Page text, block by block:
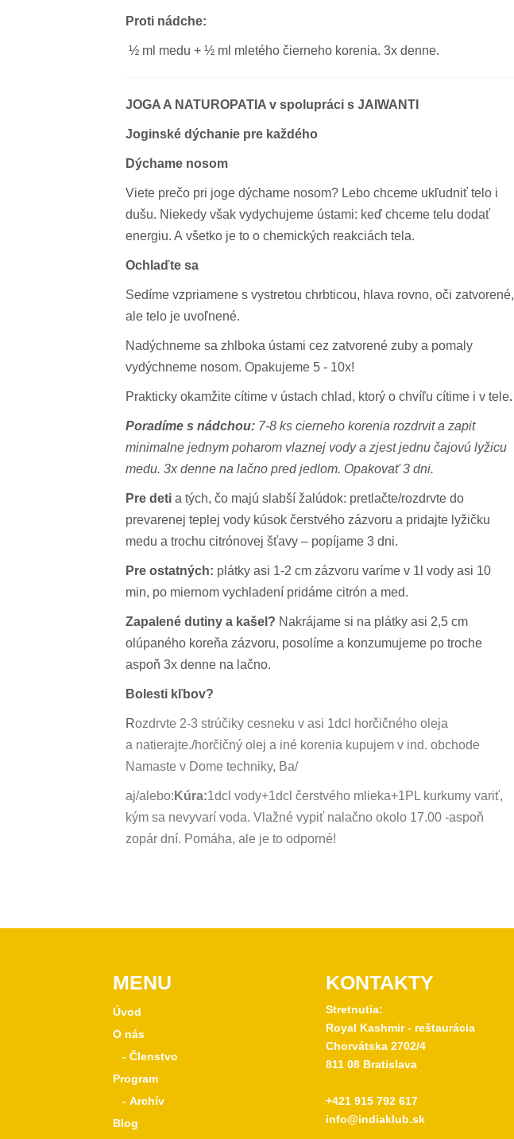
Proti nádche:
½ ml medu + ½ ml mletého čierneho korenia. 3x denne.
JOGA A NATUROPATIA v spolupráci s JAIWANTI
Joginské dýchanie pre každého
Dýchame nosom
Viete prečo pri joge dýchame nosom? Lebo chceme ukľudniť telo i
dušu. Niekedy však vydychujeme ústami: keď chceme telu dodať
energiu. A všetko je to o chemických reakciách tela.
Ochlaďte sa
Sedíme vzpriamene s vystretou chrbticou, hlava rovno, oči zatvorené,
ale telo je uvoľnené.
Nadýchneme sa zhlboka ústami cez zatvorené zuby a pomaly
vydýchneme nosom. Opakujeme 5 - 10x!
Prakticky okamžite cítime v ústach chlad, ktorý o chvíľu cítime i v tele.
Poradíme s nádchou: 7-8 ks cierneho korenia rozdrvit a zapit
minimalne jednym poharom vlaznej vody a zjest jednu čajovú lyžicu
medu. 3x denne na lačno pred jedlom. Opakovať 3 dni.
Pre deti a tých, čo majú slabší žalúdok: pretlačte/rozdrvte do
prevarenej teplej vody kúsok čerstvého zázvoru a pridajte lyžičku
medu a trochu citrónovej šťavy – popíjame 3 dni.
Pre ostatných: plátky asi 1-2 cm zázvoru varíme v 1l vody asi 10
min, po miernom vychladení pridáme citrón a med.
Zapalené dutiny a kašel? Nakrájame si na plátky asi 2,5 cm
olúpaného koreňa zázvoru, posolíme a konzumujeme po troche
aspoň 3x denne na lačno.
Bolesti kľbov?
Rozdrvte 2-3 strúčiky cesneku v asi 1dcl horčičného oleja
a natierajte./horčičný olej a iné korenia kupujem v ind. obchode
Namaste v Dome techniky, Ba/
aj/alebo: Kúra:1dcl vody+1dcl čerstvého mlieka+1PL kurkumy variť,
kým sa nevyvarí voda. Vlažné vypiť nalačno okolo 17.00 -aspoň
zopár dní. Pomáha, ale je to odporné!
MENU
Úvod
O nás
- Členstvo
Program
- Archív
Blog
KONTAKTY
Stretnutia:
Royal Kashmir - reštaurácia
Chorvátska 2702/4
811 08 Bratislava
+421 915 792 617
info@indiaklub.sk